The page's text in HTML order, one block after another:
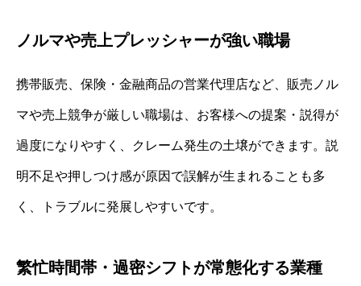
ノルマや売上プレッシャーが強い職場
携帯販売、保険・金融商品の営業代理店など、販売ノル
マや売上競争が厳しい職場は、お客様への提案・説得が
過度になりやすく、クレーム発生の土壌ができます。説
明不足や押しつけ感が原因で誤解が生まれることも多
く、トラブルに発展しやすいです。
繁忙時間帯・過密シフトが常態化する業種